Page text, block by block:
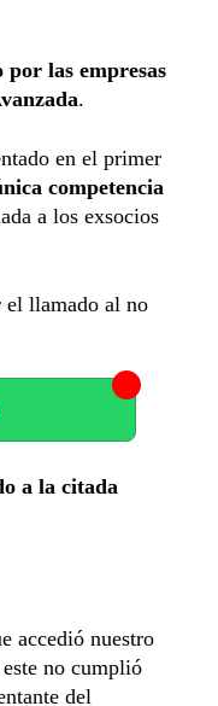
las empresas
.
en el primer
competencia
a los exsocios
el llamado al no
a la citada
accedió nuestro
no cumplió
del